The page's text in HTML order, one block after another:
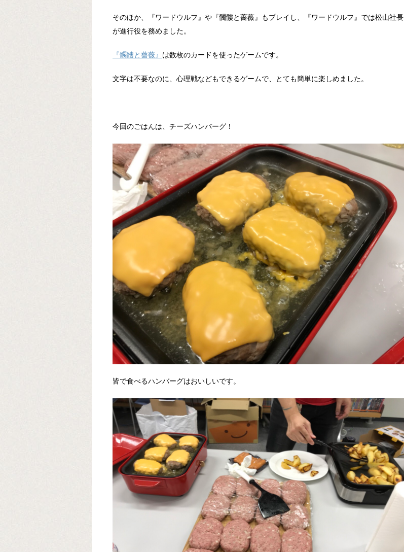
そのほか、『ワードウルフ』や『髑髏と薔薇』もプレイし、『ワードウルフ』では松山社長
が進行役を務めました。
『髑髏と薔薇』 は数枚のカードを使ったゲームです。
文字は不要なのに、心理戦などもできるゲームで、とても簡単に楽しめました。
今回のごはんは、チーズハンバーグ！
皆で食べるハンバーグはおいしいです。